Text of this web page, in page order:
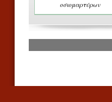
οσιομαρτύρων